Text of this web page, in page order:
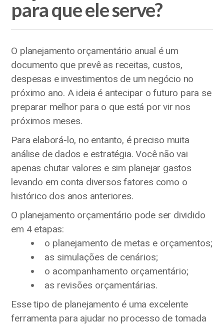
para que ele serve?
O planejamento orçamentário anual é um
documento que prevê as receitas, custos,
despesas e investimentos de um negócio no
próximo ano. A ideia é antecipar o futuro para se
preparar melhor para o que está por vir nos
próximos meses.
Para elaborá-lo, no entanto, é preciso muita
análise de dados e estratégia. Você não vai
apenas chutar valores e sim planejar gastos
levando em conta diversos fatores como o
histórico dos anos anteriores.
O planejamento orçamentário pode ser dividido
em 4 etapas:
o planejamento de metas e orçamentos;
as simulações de cenários;
o acompanhamento orçamentário;
as revisões orçamentárias.
Esse tipo de planejamento é uma excelente
ferramenta para ajudar no processo de tomada